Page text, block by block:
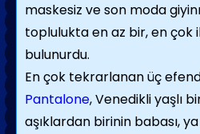
maskesiz ve son moda
toplulukta en az bir, en çok
bulunurdu.
En çok tekrarlanan üç
Pantalone, Venedikli yaşlı
aşıklardan birinin babası,